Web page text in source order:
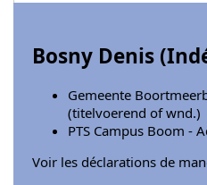
Bosny Denis (
Gemeente
(titelvoerend of wnd.)
PTS Campus Boom -
Voir les déclarations de